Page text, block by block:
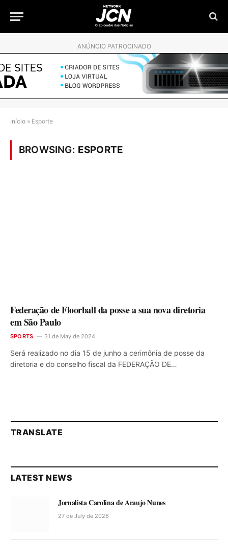
ANÚNCIO PATROCINADO
Início » Esporte
BROWSING: ESPORTE
Federação de Floorball da posse a sua nova diretoria
em São Paulo
SPORTS 31 de May de 2024
Será realizado no dia 15 de junho a cerimônia de posse da
diretoria e do conselho fiscal da FEDERAÇÃO DE…
TRANSLATE
LATEST NEWS
Jornalista Carolina de Araujo Nunes
27 de July de 2026